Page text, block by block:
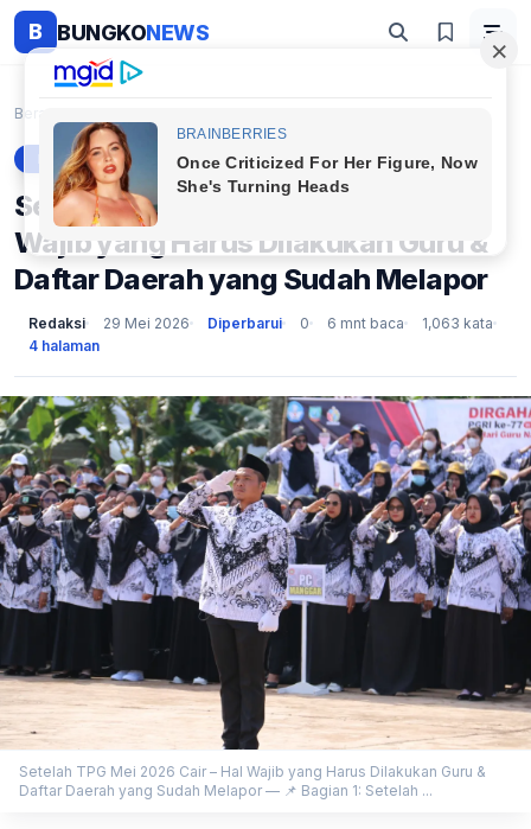
B BUNGKONEWS
Beranda
BERITA
Setelah TPG Mei 2026 Cair – Hal
Wajib yang Harus Dilakukan Guru &
Daftar Daerah yang Sudah Melapor
Redaksi 29 Mei 2026 Diperbarui 0 6 mnt baca
1,063 kata
4 halaman
Setelah TPG Mei 2026 Cair – Hal Wajib yang Harus Dilakukan Guru &
Daftar Daerah yang Sudah Melapor — 📌 Bagian 1: Setelah ...